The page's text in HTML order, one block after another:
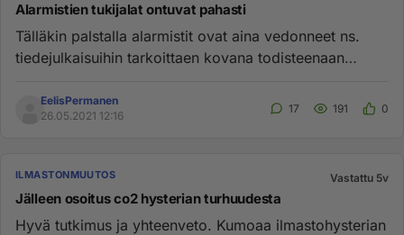
Alarmistien tukijalat ontuvat pahasti
Tälläkin palstalla alarmistit ovat aina vedonneet ns.
tiedejulkaisuihin tarkoittaen kovana todisteenaan
EelisPermanen
26.05.2021 12:16
17 191 0
ILMASTONMUUTOS Vastattu 5v
Jälleen osoitus co2 hysterian turhuudesta
Hyvä tutkimus ja yhteenveto. Kumoaa ilmastohysterian